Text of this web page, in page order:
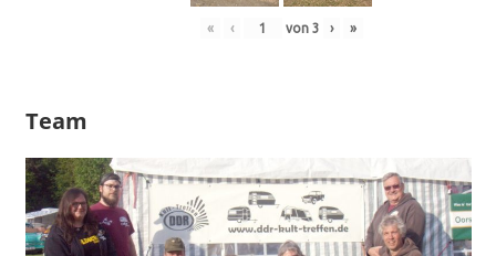
« ‹ von 3 › »
Team